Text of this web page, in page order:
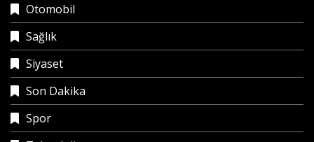
Otomobil
Sağlık
Siyaset
Son Dakika
Spor